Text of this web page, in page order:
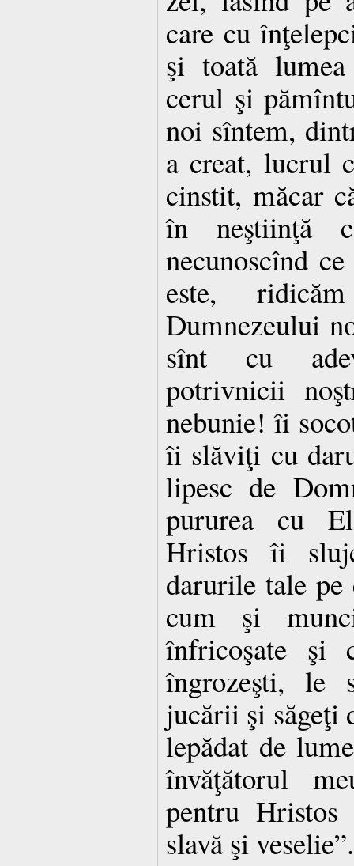
care cu
şi toată
cerul şi
noi sîntem,
a creat, lucrul
cinstit, măcar
în neştiinţă
necunoscînd
este,
Dumnezeului
sînt cu
potrivnicii
nebunie! îi
îi slăviţi cu
lipesc de
pururea cu
Hristos îi
darurile tale pe
cum şi
înfricoşate şi
îngrozeşti, le
jucării şi săgeţi
lepădat de
învăţătorul
pentru Hristos
slavă şi veselie”.